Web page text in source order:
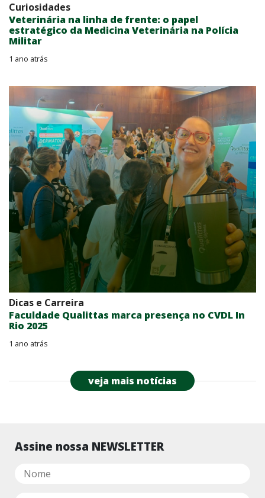
Curiosidades
Veterinária na linha de frente: o papel
estratégico da Medicina Veterinária na Polícia
Militar
1 ano atrás
Dicas e Carreira
Faculdade Qualittas marca presença no CVDL In
Rio 2025
1 ano atrás
veja mais notícias
Assine nossa NEWSLETTER